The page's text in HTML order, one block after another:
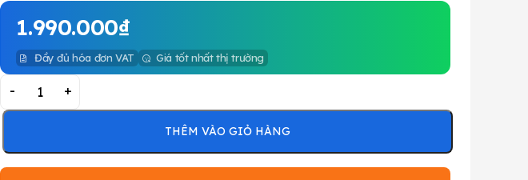
1.990.000₫
Đầy đủ hóa đơn VAT Giá tốt nhất thị trường
- +
THÊM VÀO GIỎ HÀNG